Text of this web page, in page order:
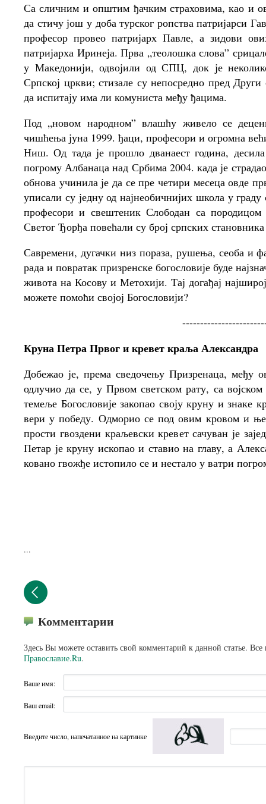
Са сличним и општим ђачким страховима, као и
да стичу још у доба турског ропства патријарси
професор провео патријарх Павле, а зидови
патријарха Иринеја. Прва „теолошка слова”
у Македонији, одвојили од СПЦ, док је
Српској цркви; стизале су непосредно пред
да испитају има ли комуниста међу ђацима.
Под „новом народном” влашћу живело се
чишћења јуна 1999. ђаци, професори и огромна
Ниш. Од тада је прошло дванаест година,
погрому Албанаца над Србима 2004. када је
обнова учинила је да се пре четири месеца овде
уписали су једну од најнеобичнијих школа у
професори и свештеник Слободан са породицом
Светог Ђорђа повећали су број српских
Савремени, дугачки низ пораза, рушења, сеоба и
рада и повратак призренске богословије буде
живота на Косову и Метохији. Тај догађај
можете помоћи својој Богословији?
КрунаПетраПрвогикреветкраљаАлександра
Добежао је, према сведочењу Призренаца, међу
одлучио да се, у Првом светском рату, са
темеље Богословије закопао своју круну и знаке
вери у победу. Одморио се под овим кровом и
прости гвоздени краљевски кревет сачуван је
Петар је круну ископао и ставио на главу, а
ковано гвожђе истопило се и нестало у ватри
...
Комментарии
Здесь Вы можете оставить свой комментарий к данной статье.
Православие.Ru.
Ваше имя:
Ваш email:
Введите число, напечатанное на картинке